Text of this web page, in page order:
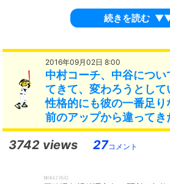
続きを読む
2016年09月02日 8:00
中村コーチ、中谷につ
てきて、変わろうとして
性格的にも彼の一番足
前のアップから違ってき
3742 views 27コメント